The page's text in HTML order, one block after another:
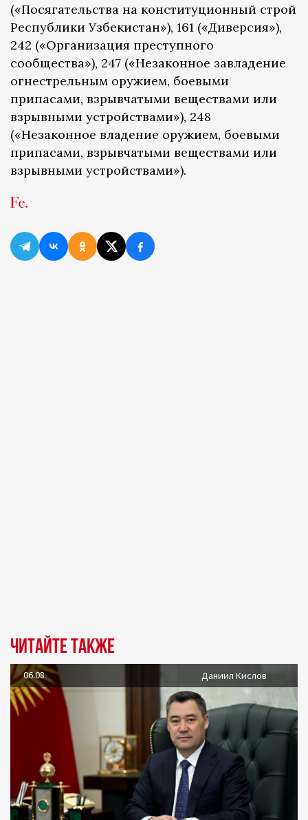
(«Посягательства на конституционный строй
Республики Узбекистан»), 161 («Диверсия»),
242 («Организация преступного
сообщества»), 247 («Незаконное завладение
огнестрельным оружием, боевыми
припасами, взрывчатыми веществами или
взрывными устройствами»), 248
(«Незаконное владение оружием, боевыми
припасами, взрывчатыми веществами или
взрывными устройствами»).
Читайте также
06.08 Даниил Кислов